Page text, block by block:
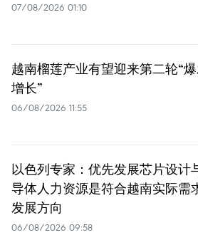
07/08/2026 01:10
越南榴莲产业有望迎来第二轮“
增长”
06/08/2026 11:55
以色列专家：优先发展芯片设计
导体人力资源是符合越南实际需
发展方向
06/08/2026 09:58